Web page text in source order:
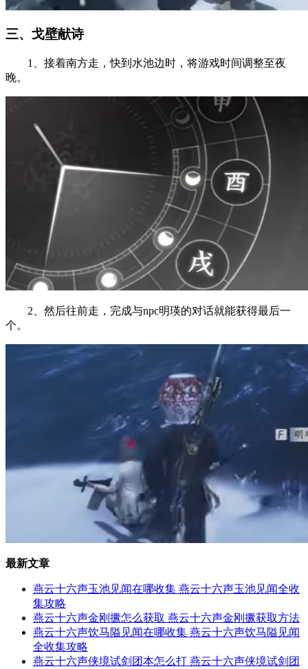
三、戈壁献诗
1、接着南方走，快到水池边时，将游戏时间调整至夜
晚。
2、然后往前走，完成与npc明瑛的对话就能获得最后一
个。
最新文章
燕云十六声玉池见闻在哪收集 燕云十六声玉池见闻全收
集攻略
燕云十六声金刚撅怎么获取 燕云十六声金刚撅获取方法
燕云十六声饮马隘见闻在哪收集 燕云十六声饮马隘见闻
全收集攻略
燕云十六声侠境试剑团本怎么打 燕云十六声侠境试剑团